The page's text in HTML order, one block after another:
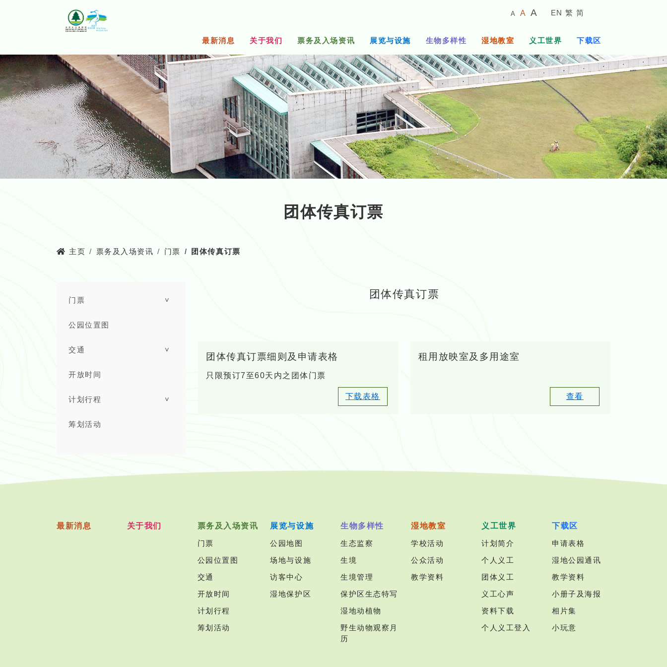
容
A
较
A
预
字
体
大
小
A
的
字
体
EN 繁 简
最新消息 关于我们 票务及入场资讯 展览与设施 生物多样性 湿地教室 义工世界 下载区
团体传真订票
主页 票务及入场资讯 门票 团体传真订票
门票 ˅
公园位置图
交通 ˅
开放时间
计划行程 ˅
筹划活动
团体传真订票
团体传真订票细则及申请表格
只限预订7至60天内之团体门票
下载表格
租用放映室及多用途室
查看
最新消息 关于我们 票务及入场资讯
门票
公园位置图
交通
开放时间
计划行程
筹划活动
展览与设施
公园地图
场地与设施
访客中心
湿地保护区
生物多样性
生态监察
生境
生境管理
保护区生态特写
湿地动植物
野生动物观察月
历
湿地教室
学校活动
公众活动
教学资料
义工世界
计划简介
个人义工
团体义工
义工心声
资料下载
个人义工登入
下载区
申请表格
湿地公园通讯
教学资料
小册子及海报
相片集
小玩意